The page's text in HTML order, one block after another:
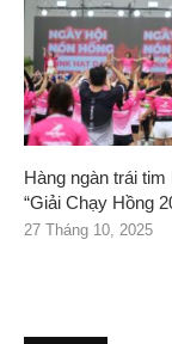
Hàng ngàn trái tim
“Giải Chạy Hồng
27 Tháng 10, 2025